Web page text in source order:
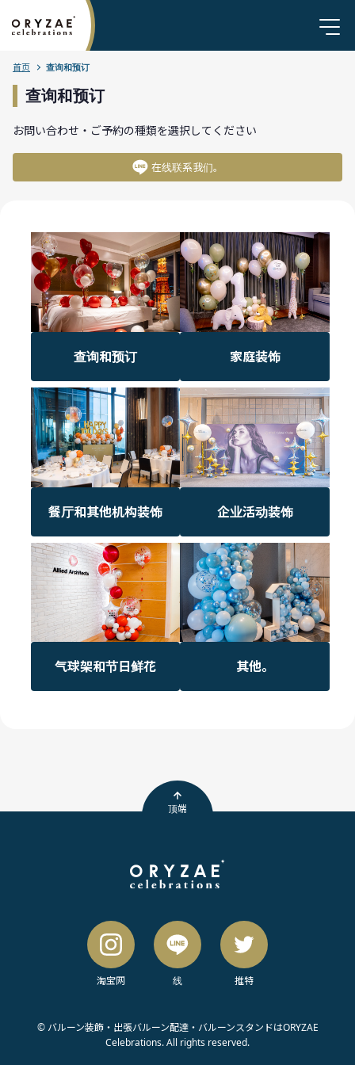
首页 查询和预订
查询和预订
お問い合わせ・ご予約の種類を選択してください
在线联系我们。
查询和预订 家庭装饰
餐厅和其他机构装饰 企业活动装饰
气球架和节日鲜花 其他。
顶端
淘宝网 线 推特
© バルーン装飾・出張バルーン配達・バルーンスタンドはORYZAE
Celebrations. All rights reserved.